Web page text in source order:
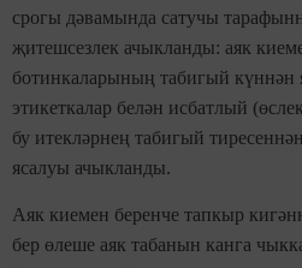
срогы дәвамында сатучы
җитешсезлек ачыкланды: аяк
ботинкаларының табигый күннән
этикеткалар белән исбатлый
бу итекләрнең табигый
ясалуы ачыкланды.
Аяк киемен беренче тапкыр
бер өлеше аяк табанын канга